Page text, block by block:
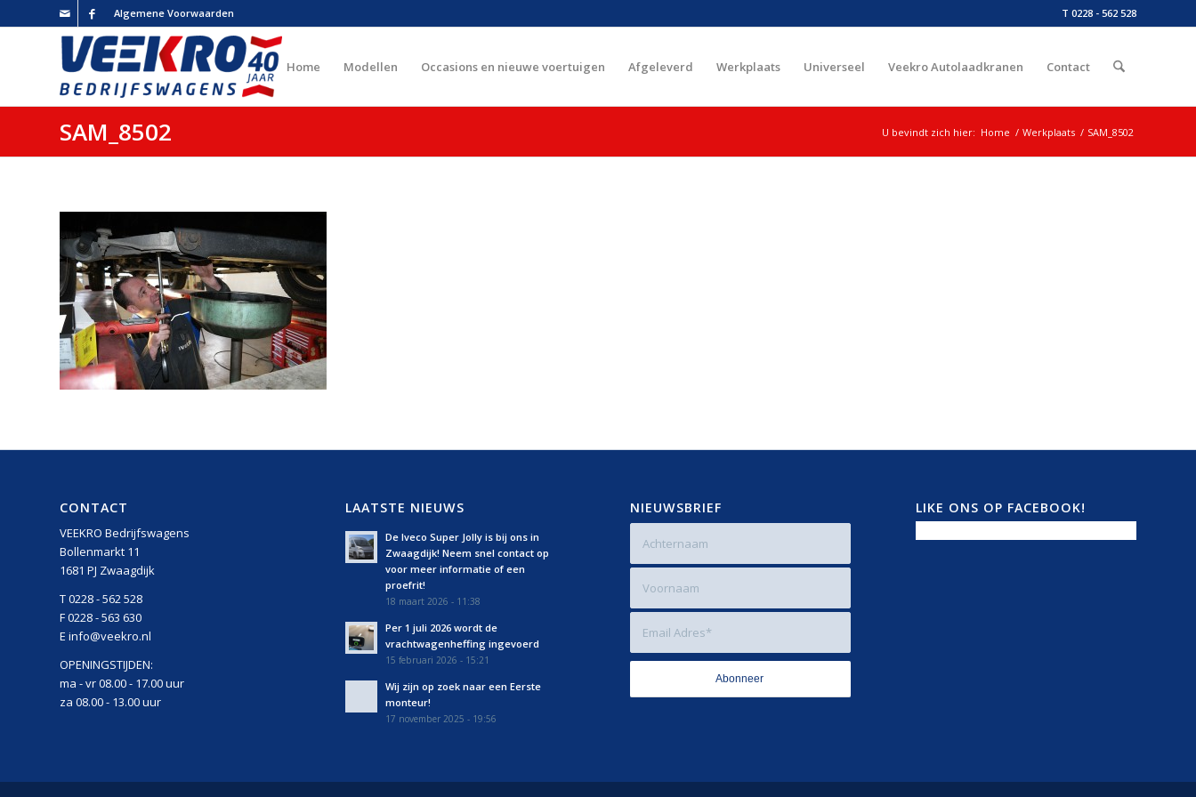
Algemene Voorwaarden T 0228 - 562 528
Home Modellen Occasions en nieuwe voertuigen Afgeleverd Werkplaats Universeel Veekro Autolaadkranen Contact
SAM_8502 U bevindt zich hier: Home / Werkplaats / SAM_8502
CONTACT
VEEKRO Bedrijfswagens
Bollenmarkt 11
1681 PJ Zwaagdijk
T 0228 - 562 528
F 0228 - 563 630
E info@veekro.nl
OPENINGSTIJDEN:
ma - vr 08.00 - 17.00 uur
za 08.00 - 13.00 uur
LAATSTE NIEUWS
De Iveco Super Jolly is bij ons in
Zwaagdijk! Neem snel contact op
voor meer informatie of een
proefrit!
18 maart 2026 - 11:38
Per 1 juli 2026 wordt de
vrachtwagenheffing ingevoerd
15 februari 2026 - 15:21
Wij zijn op zoek naar een Eerste
monteur!
17 november 2025 - 19:56
NIEUWSBRIEF LIKE ONS OP FACEBOOK!